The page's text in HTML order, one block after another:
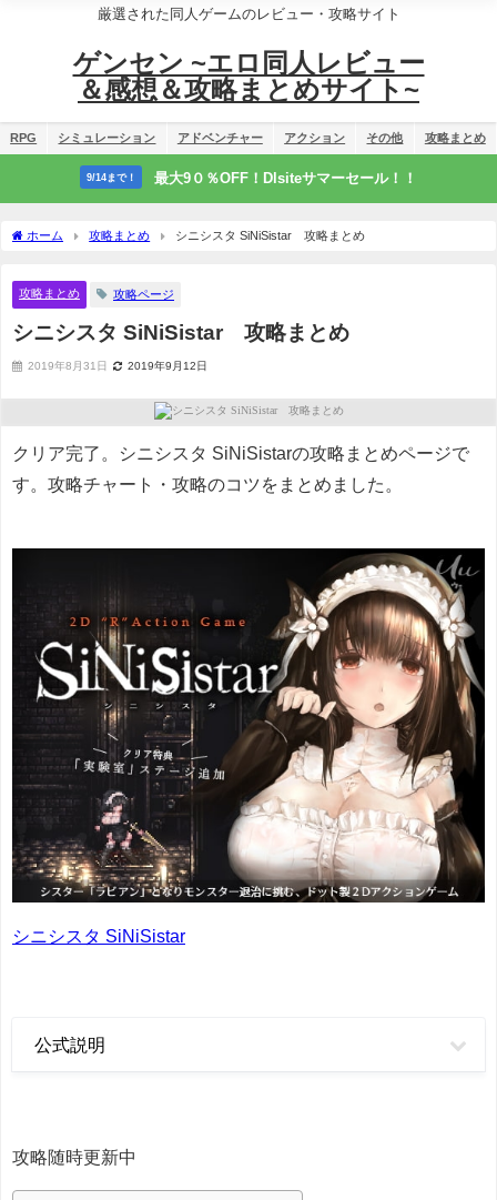
厳選された同人ゲームのレビュー・攻略サイト
ゲンセン ~エロ同人レビュー
＆感想＆攻略まとめサイト~
RPG シミュレーション アドベンチャー アクション その他 攻略まとめ
9/14まで！ 最大9０％OFF！Dlsiteサマーセール！！
ホーム 攻略まとめ シニシスタ SiNiSistar 攻略まとめ
攻略まとめ 攻略ページ
シニシスタ SiNiSistar 攻略まとめ
2019年8月31日 2019年9月12日
クリア完了。シニシスタ SiNiSistarの攻略まとめページで
す。攻略チャート・攻略のコツをまとめました。
シニシスタ SiNiSistar
公式説明
攻略随時更新中